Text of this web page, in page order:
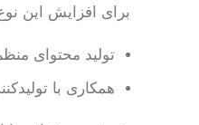
برای افزایش این
تولید محتوای
همکاری با